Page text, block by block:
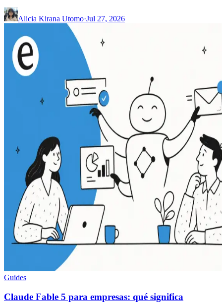
Alicia Kirana Utomo·Jul 27, 2026
Guides
Claude Fable 5 para empresas: qué significa